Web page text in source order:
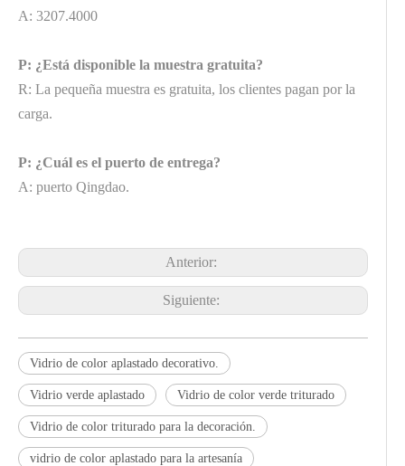
A: 3207.4000
P: ¿Está disponible la muestra gratuita?
R: La pequeña muestra es gratuita, los clientes pagan por la
carga.
P: ¿Cuál es el puerto de entrega?
A: puerto Qingdao.
Anterior:
Siguiente:
Vidrio de color aplastado decorativo.
Vidrio verde aplastado Vidrio de color verde triturado
Vidrio de color triturado para la decoración.
vidrio de color aplastado para la artesanía